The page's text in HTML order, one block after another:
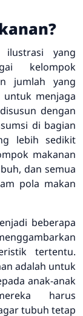
ilustrasi yang
kelompok
jumlah yang
untuk menjaga
dengan
di bagian
lebih sedikit
makanan
dan semua
pola makan
beberapa
tertentu.
adalah untuk
anak-anak
harus
tubuh tetap